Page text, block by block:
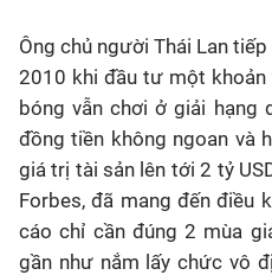
Ông chủ người Thái Lan
2010 khi đầu tư một
bóng vẫn chơi ở giải hạng
đồng tiền không ngoan và
giá trị tài sản lên tới 2 tỷ
Forbes, đã mang đến điều
cáo chỉ cần đúng 2 mùa
gần như nắm lấy chức vô